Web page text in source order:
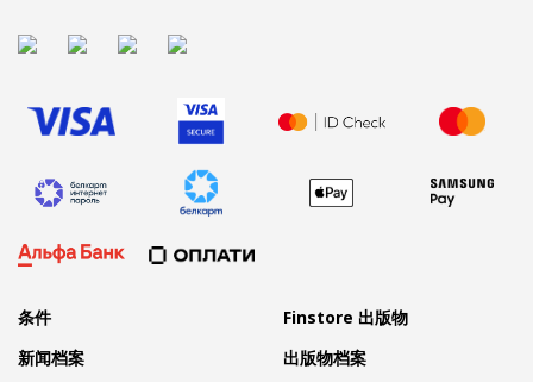
条件
Finstore 出版物
新闻档案
出版物档案